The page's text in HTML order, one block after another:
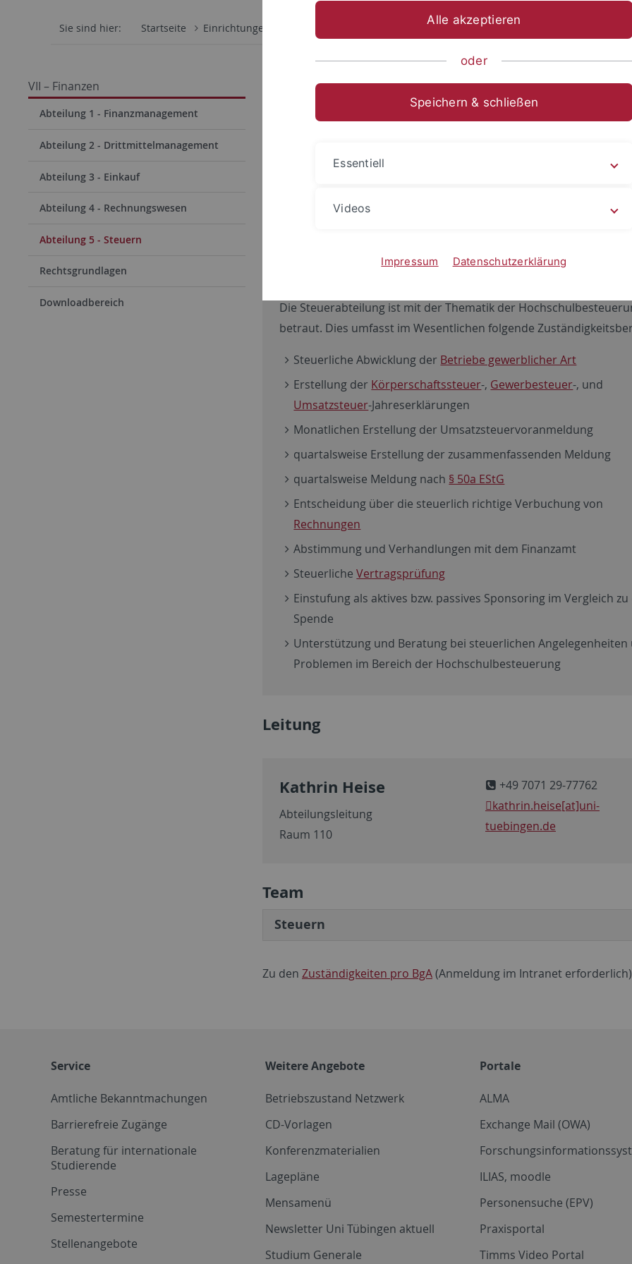
Sie sind hier: Startseite Einrichtungen Abteilung 5 - Steuern
VII – Finanzen
Abteilung 1 - Finanzmanagement
Abteilung 2 - Drittmittelmanagement
Abteilung 3 - Einkauf
Abteilung 4 - Rechnungswesen
Abteilung 5 - Steuern
Rechtsgrundlagen
Downloadbereich
Dezernat VII – Finanzen
Abteilung 5 - Steuern
weiterführenden Informationen (Anmeldung im Intranet)
Die Steuerabteilung ist mit der Thematik der
betraut. Dies umfasst im Wesentlichen folgende
Steuerliche Abwicklung der Betriebe gewerblicher Art
Erstellung der Körperschaftssteuer-, Gewerbesteuer-, und
Umsatzsteuer-Jahreserklärungen
Monatlichen Erstellung der Umsatzsteuervoranmeldung
quartalsweise Erstellung der zusammenfassenden Meldung
quartalsweise Meldung nach § 50a EStG
Entscheidung über die steuerlich richtige Verbuchung von
Rechnungen
Abstimmung und Verhandlungen mit dem Finanzamt
SteuerlicheVertragsprüfung
Einstufung als aktives bzw. passives Sponsoring im Vergleich
Spende
Unterstützung und Beratung bei steuerlichen Angelegenheiten
Problemen im Bereich der Hochschulbesteuerung
Leitung
Kathrin Heise
Abteilungsleitung
Raum 110
+49 7071 29-77762
kathrin.heise[at]uni-
tuebingen.de
Team
Steuern
Zu den Zuständigkeiten pro BgA(Anmeldung im Intranet erforderlich)
Service
Amtliche Bekanntmachungen
Barrierefreie Zugänge
Beratung für internationale
Studierende
Presse
Semestertermine
Stellenangebote
Weitere Angebote
Betriebszustand Netzwerk
CD-Vorlagen
Konferenzmaterialien
Lagepläne
Mensamenü
Newsletter Uni Tübingen aktuell
Studium Generale
Portale
ALMA
Exchange Mail (OWA)
ILIAS, moodle
Personensuche (EPV)
Praxisportal
Timms Video Portal
Alle akzeptieren
oder
Speichern & schließen
Essentiell
Videos
Impressum Datenschutzerklärung